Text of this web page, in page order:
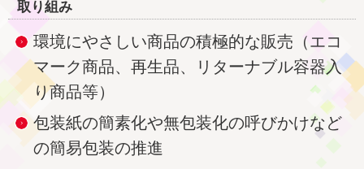
取り組み
環境にやさしい商品の積極的な販売（エコ
マーク商品、再生品、リターナブル容器入
り商品等）
包装紙の簡素化や無包装化の呼びかけなど
の簡易包装の推進